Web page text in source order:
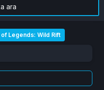
Legends: Wild Rift